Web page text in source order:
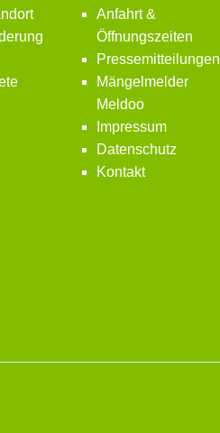
Anfahrt &
Öffnungszeiten
Pressemitteilungen
Mängelmelder
Meldoo
Impressum
Datenschutz
Kontakt